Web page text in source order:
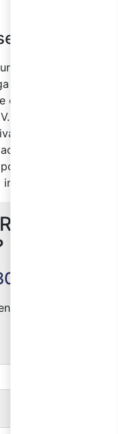
il Corso
la formazione in
e metodologie
(Sistema di
a intervalli non
del discente
per non dover
AL
form: